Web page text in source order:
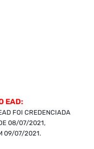
EAD:
FOI CREDENCIADA
08/07/2021,
09/07/2021.